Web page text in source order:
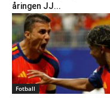
åringen JJ...
Fotball